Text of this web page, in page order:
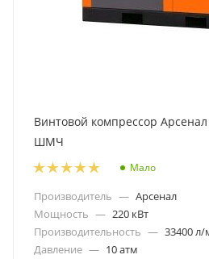
Винтовой компрессор
ШМЧ
Мало
Производитель — Арсенал
Мощность — 220 кВт
Производительность — 33400
Давление — 10 атм